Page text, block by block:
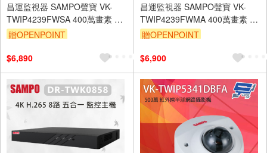
昌運監視器 SAMPO聲寶 VK-
TWIP4239FWSA 400萬畫素 全
彩定焦子彈頭IP攝影機 內建麥克
贈OPENPOINT
$6,890
昌運監視器 SAMPO聲寶 VK-
TWIP4239FWMA 400萬畫素 全
彩定焦槍型 IP 攝影機
贈OPENPOINT
$6,900